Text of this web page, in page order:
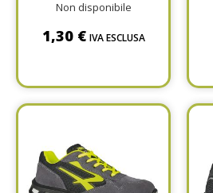
Non disponibile
1,30 € IVA ESCLUSA